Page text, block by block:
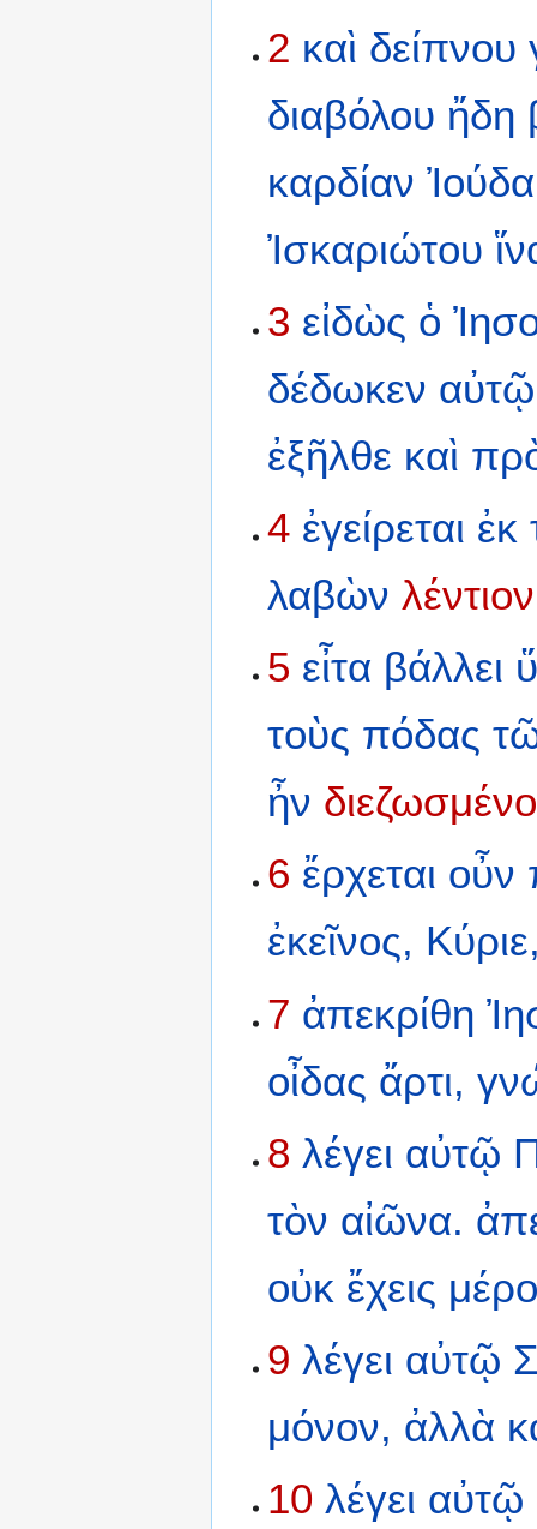
2 καὶ δείπνου
διαβόλου ἤδη
καρδίαν Ἰούδα
Ἰσκαριώτου
3 εἰδὼς ὁ
δέδωκεν αὐτῷ
ἐξῆλθε καὶ
4 ἐγείρεται ἐκ
λαβὼν λέντιον
5 εἶτα βάλλει
τοὺς πόδας
ἦν
6 ἔρχεται οὖν
ἐκεῖνος,
7 ἀπεκρίθη
οἶδας ἄρτι,
8 λέγει αὐτῷ
τὸν αἰῶνα.
οὐκ ἔχεις
9 λέγει αὐτῷ
μόνον, ἀλλὰ
10 λέγει αὐτῷ